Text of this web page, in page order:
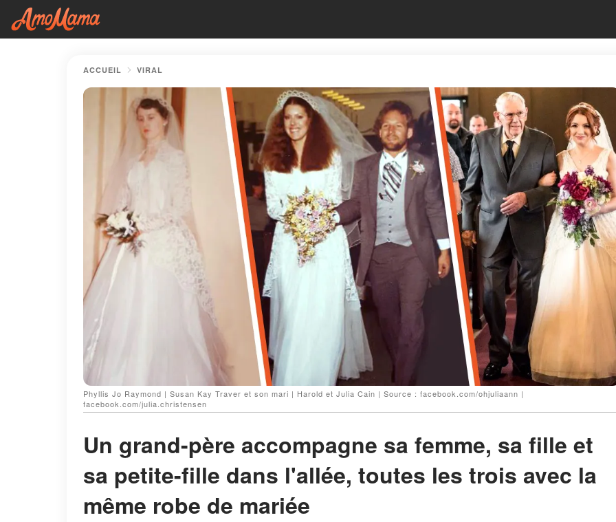
ACCUEIL VIRAL
Phyllis Jo Raymond | Susan Kay Traver et son mari | Harold et Julia Cain | Source : facebook.com/ohjuliaann |
facebook.com/julia.christensen
Un grand-père accompagne sa femme, sa fille et
sa petite-fille dans l'allée, toutes les trois avec la
même robe de mariée